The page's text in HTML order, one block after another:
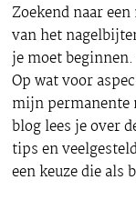
Zoekend naar
van het
je moet
Op wat voor
mijn permanente
blog lees je over
tips en
een keuze die als